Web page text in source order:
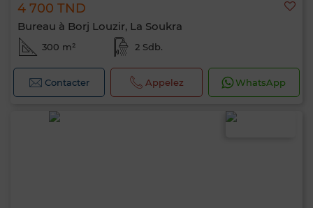
4 700 TND
Bureau à Borj Louzir, La Soukra
300 m² 2 Sdb.
Contacter Appelez WhatsApp